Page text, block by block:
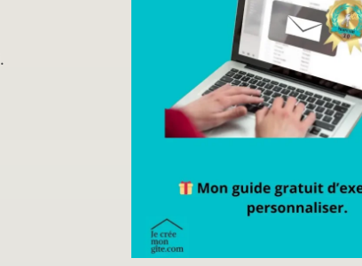
.